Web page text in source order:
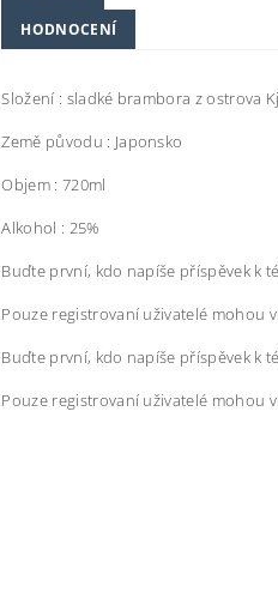
HODNOCENÍ
Složení : sladké brambora z ostrova
Země původu : Japonsko
Objem : 720ml
Alkohol : 25%
Buďte první, kdo napíše příspěvek k
Pouze registrovaní uživatelé mohou
Buďte první, kdo napíše příspěvek k
Pouze registrovaní uživatelé mohou